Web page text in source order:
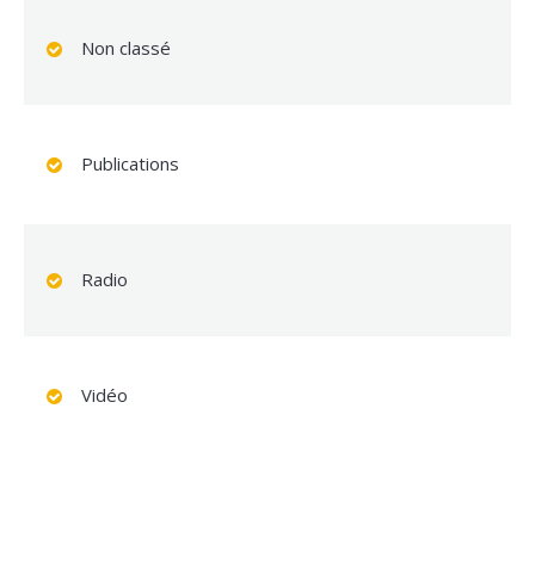
Non classé
Publications
Radio
Vidéo